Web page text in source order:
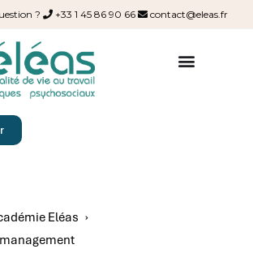
? +33 1 45 86 90 66 contact@eleas.fr
Eléas ›